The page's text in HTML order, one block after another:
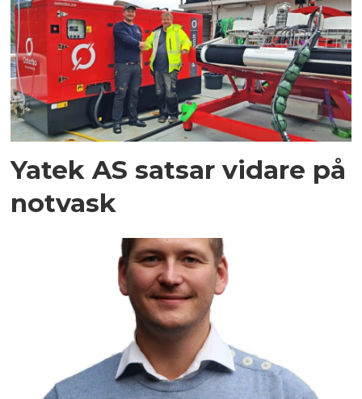
Yatek AS satsar vidare på
notvask